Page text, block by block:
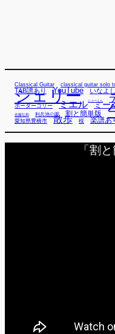
Classical Guitar classical guitar solo
TAB譜あり YouTube いなよし
シェリー シューくん
ボーダーコリー ミエル ミー
佐藤弘和 利兵池公園 割と簡単版
愛知県豊橋市 散歩 桜 楽譜あ
「割